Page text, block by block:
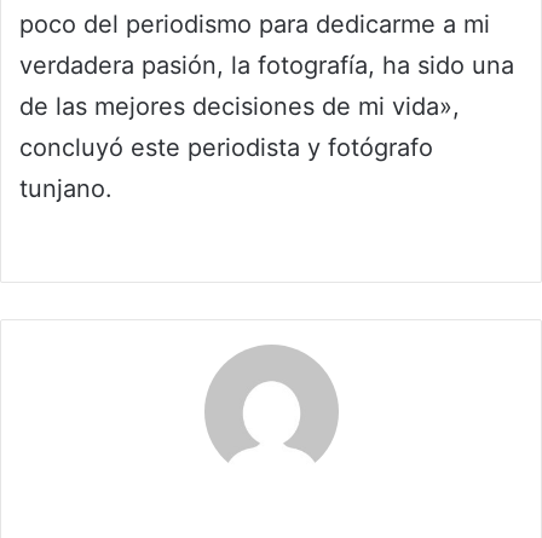
poco del periodismo para dedicarme a mi
verdadera pasión, la fotografía, ha sido una
de las mejores decisiones de mi vida»,
concluyó este periodista y fotógrafo
tunjano.